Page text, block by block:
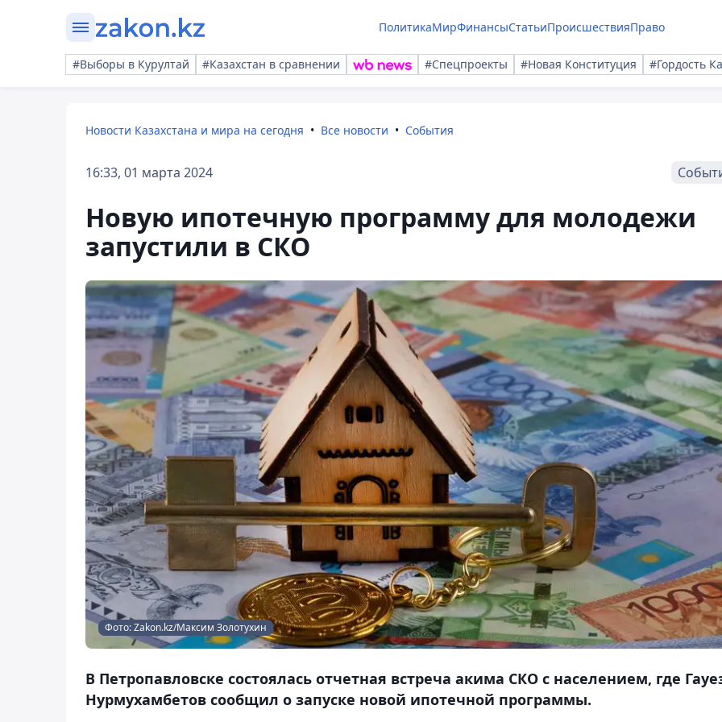
ПолитикаМирФинансыСтатьиПроисшествияПраво
#Выборы в Курултай #Казахстан в сравнении #Спецпроекты #Новая Конституция #Гордость
Новости Казахстана и мира на сегодня Все новости События
16:33, 01 марта 2024
Новую ипотечную программу для молодежи
запустили в СКО
Фото: Zakon.kz/Максим Золотухин
В Петропавловске состоялась отчетная встреча акима СКО с населением, где
Нурмухамбетов сообщил о запуске новой ипотечной программы.